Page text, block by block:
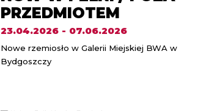
PRZEDMIOTEM
23.04.2026 - 07.06.2026
Nowe rzemiosło w Galerii Miejskiej BWA w
Bydgoszczy